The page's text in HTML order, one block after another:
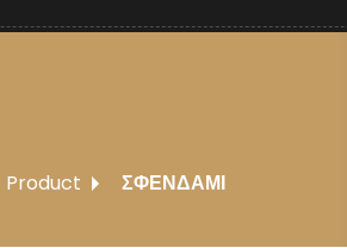
Product ΣΦΕΝΔΑΜΙ